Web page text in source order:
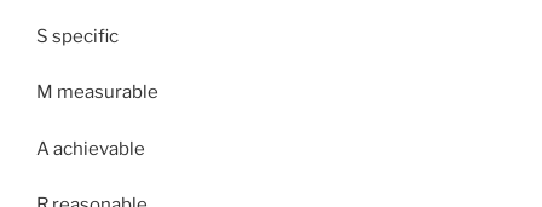
S specific
M measurable
A achievable